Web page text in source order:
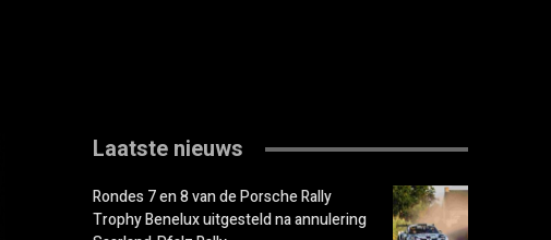
Laatste nieuws
Rondes 7 en 8 van de Porsche Rally
Trophy Benelux uitgesteld na annulering